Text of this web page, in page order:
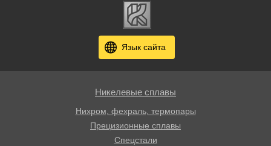
Язык сайта
Никелевые сплавы
Нихром, фехраль, термопары
Прецизионные сплавы
Спецстали